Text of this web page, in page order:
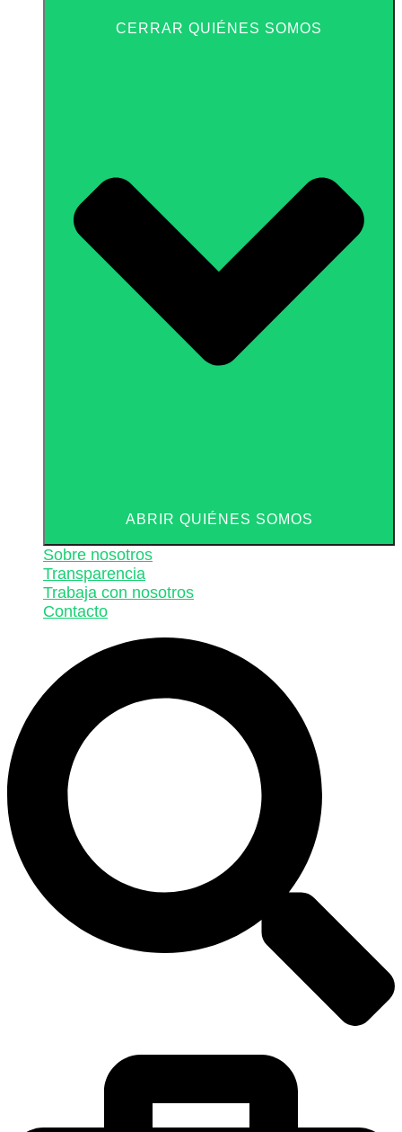
CERRAR QUIÉNES SOMOS
ABRIR QUIÉNES SOMOS
Sobre nosotros
Transparencia
Trabaja con nosotros
Contacto